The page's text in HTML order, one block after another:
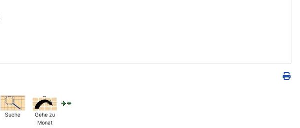
Suche
Gehe zu
Monat